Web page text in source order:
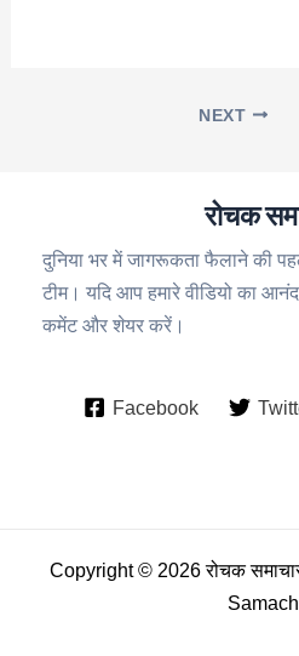
NEXT
रोचक
दुनिया भर में जागरूकता फैलाने की
टीम। यदि आप हमारे वीडियो का
कमेंट और शेयर करें।
Facebook
Copyright © 2026 रोचक